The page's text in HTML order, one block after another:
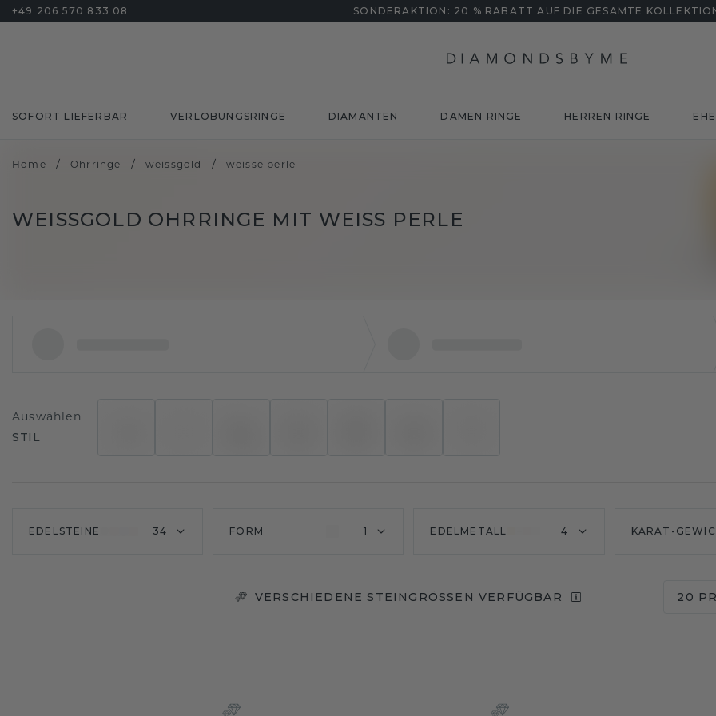
+49 206 570 833 08 SONDERAKTION: 20 % RABATT AUF DIE GESAMTE
SOFORT LIEFERBAR VERLOBUNGSRINGE DIAMANTEN DAMEN RINGE HERREN RINGE
Home / Ohrringe / weissgold / weisse perle
WEISSGOLD OHRRINGE MIT WEISS PERLE
Auswählen
STIL
EDELSTEINE 34 FORM 1 EDELMETALL 4 KARAT-
VERSCHIEDENE STEINGRÖSSEN VERFÜGBAR 20